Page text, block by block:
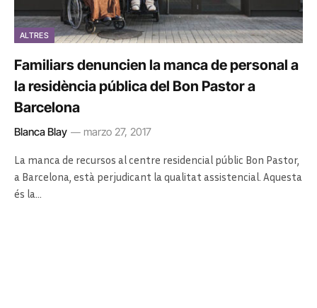
ALTRES
Familiars denuncien la manca de personal a
la residència pública del Bon Pastor a
Barcelona
Blanca Blay marzo 27, 2017
La manca de recursos al centre residencial públic Bon Pastor,
a Barcelona, està perjudicant la qualitat assistencial. Aquesta
és la…